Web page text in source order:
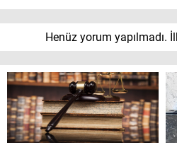
Henüz yorum yapılmadı.